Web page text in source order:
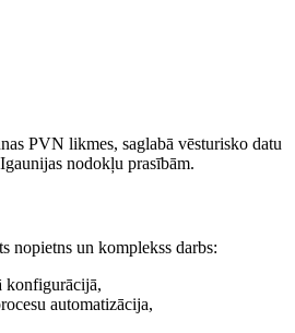
PVN likmes, saglabā vēsturisko datu
nodokļu prasībām.
nopietns un komplekss darbs:
konfigurācijā,
automatizācija,